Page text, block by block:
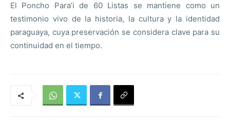
El Poncho Para’i de 60 Listas se mantiene como un
testimonio vivo de la historia, la cultura y la identidad
paraguaya, cuya preservación se considera clave para su
continuidad en el tiempo.